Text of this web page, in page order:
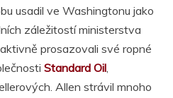
usadil ve Washingtonu jako
záležitostí ministerstva
prosazovali své ropné
Standard Oil,
Allen strávil mnoho